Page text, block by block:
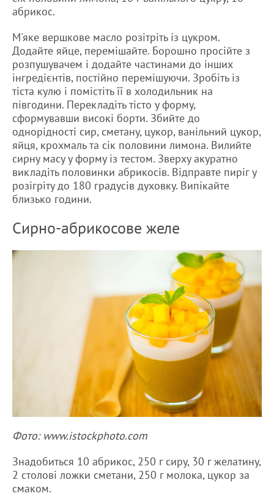
абрикос.
М'яке вершкове масло розітріть із цукром.
Додайте яйце, перемішайте. Борошно просійте з
розпушувачем і додайте частинами до інших
інгредієнтів, постійно перемішуючи. Зробіть із
тіста кулю і помістіть її в холодильник на
півгодини. Перекладіть тісто у форму,
сформувавши високі борти. Збийте до
однорідності сир, сметану, цукор, ванільний цукор,
яйця, крохмаль та сік половини лимона. Вилийте
сирну масу у форму із тестом. Зверху акуратно
викладіть половинки абрикосів. Відправте пиріг у
розігріту до 180 градусів духовку. Випікайте
близько години.
Сирно-абрикосове желе
Фото: www.istockphoto.com
Знадобиться 10 абрикос, 250 г сиру, 30 г желатину,
2 столові ложки сметани, 250 г молока, цукор за
смаком.